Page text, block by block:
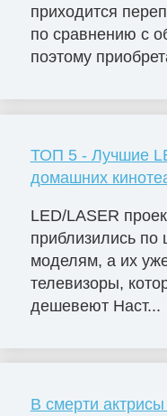
приходится
по сравнению с
поэтому
ТОП 5 - Лучшие
домашних
LED/LASER
приблизились
моделям, а их
телевизоры,
дешевеют Наст...
В смерти